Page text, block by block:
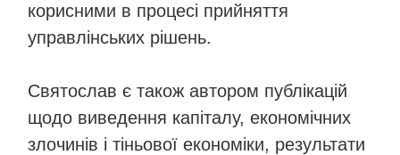
корисними в процесі прийняття
управлінських рішень.
Святослав є також автором публікацій
щодо виведення капіталу, економічних
злочинів і тіньової економіки, результати